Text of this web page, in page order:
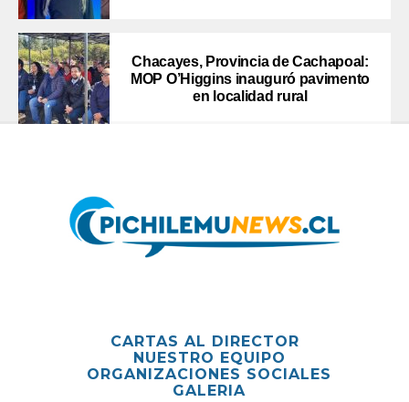
Chacayes, Provincia de Cachapoal:
MOP O’Higgins inauguró pavimento
en localidad rural
CARTAS AL DIRECTOR
NUESTRO EQUIPO
ORGANIZACIONES SOCIALES
GALERIA